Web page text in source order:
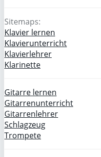
Sitemaps:
Klavier lernen
Klavierunterricht
Klavierlehrer
Klarinette
Gitarre lernen
Gitarrenunterricht
Gitarrenlehrer
Schlagzeug
Trompete